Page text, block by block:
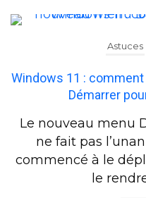
Astuces
Windows 11 :
Démarrer
Le nouveau menu
ne fait pas
commencé à le
le